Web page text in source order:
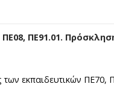
ΠΕ91.01.
εκπαιδευτικών